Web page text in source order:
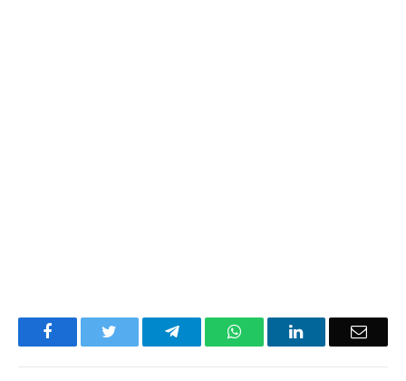
Facebook TelegramWhatsAppLinkedIn Email